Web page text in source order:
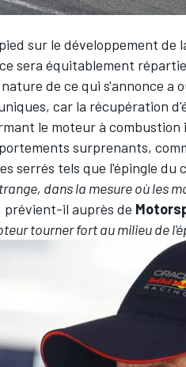
sur le développement de
sera équitablement
de ce qui s'annonce a
car la récupération
le moteur à
surprenants,
serrés tels que l'épingle du
dans la mesure où les
prévient-il auprès de
tourner fort au milieu de